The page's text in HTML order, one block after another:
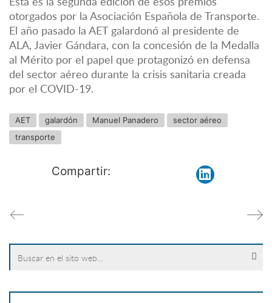
otorgados por la Asociación Española de Transporte.
El año pasado la AET galardonó al presidente de
ALA, Javier Gándara, con la concesión de la Medalla
al Mérito por el papel que protagonizó en defensa
del sector aéreo durante la crisis sanitaria creada
por el COVID-19.
AET galardón Manuel Panadero
sector aéreo
transporte
Compartir:
for: